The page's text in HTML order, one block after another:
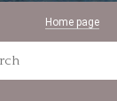
Home page